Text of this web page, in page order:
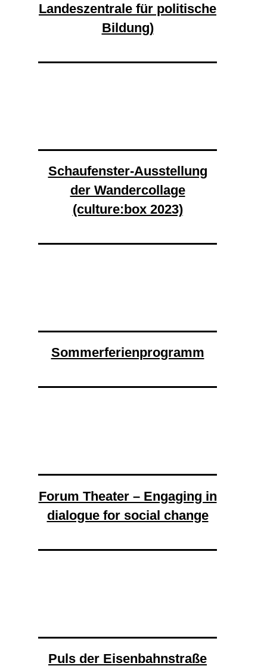
Landeszentrale für politische
Bildung)
Schaufenster-Ausstellung
der Wandercollage
(culture:box 2023)
Sommerferienprogramm
Forum Theater – Engaging in
dialogue for social change
Puls der Eisenbahnstraße